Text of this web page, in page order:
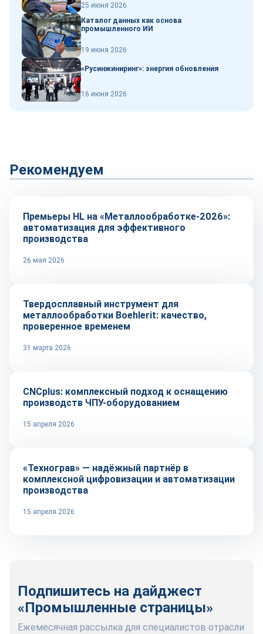
25 июня 2026
Каталог данных как основа
промышленного ИИ
19 июня 2026
«Русинжиниринг»: энергия обновления
16 июня 2026
Рекомендуем
Технологии
Премьеры HL на «Металлообработке-2026»:
автоматизация для эффективного
производства
26 мая 2026
Оборудование и инструмент
Твердосплавный инструмент для
металлообработки Boehlerit: качество,
проверенное временем
31 марта 2026
Оборудование и инструмент
CNCplus: комплексный подход к оснащению
производств ЧПУ-оборудованием
15 апреля 2026
Оборудование и инструмент
«Технограв» — надёжный партнёр в
комплексной цифровизации и автоматизации
производства
15 апреля 2026
Подпишитесь на дайджест
«Промышленные страницы»
Ежемесячная рассылка для специалистов отрасли